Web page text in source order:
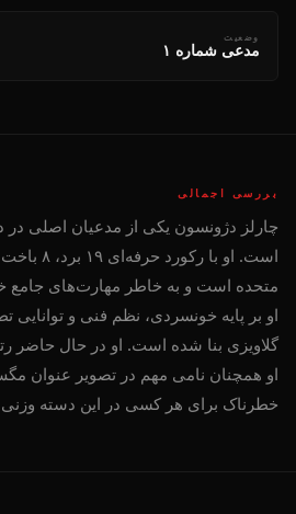
وضعیت
مدعی شماره ۱
بررسی اجمالی
متحده است و به خاطر مهارت‌های جامع
او بر پایه خونسردی، نظم فنی و توانایی
او همچنان نامی مهم در تصویر عنوان
خطرناک برای هر کسی در این دسته